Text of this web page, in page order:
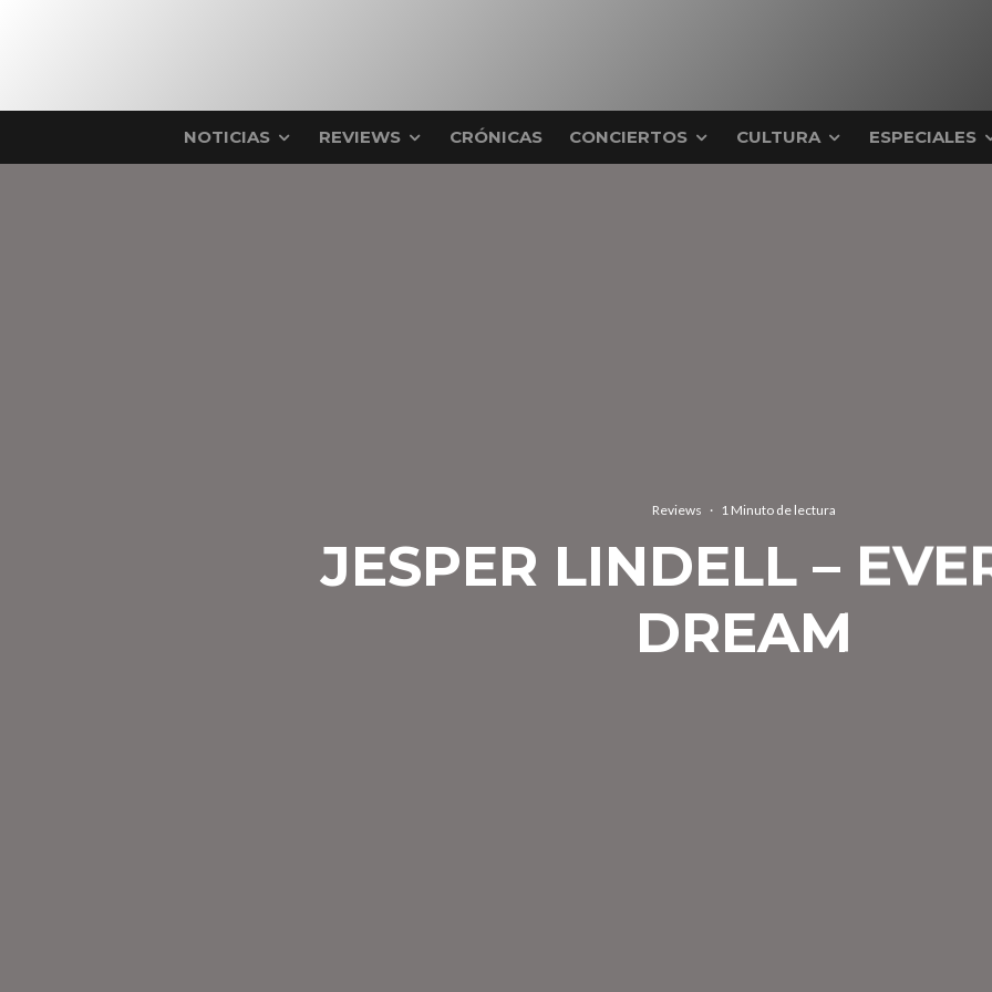
NOTICIAS REVIEWS CRÓNICAS CONCIERTOS CULTURA ESPECIALES
Reviews · 1 Minuto de lectura
JESPER LINDELL –
DREAM